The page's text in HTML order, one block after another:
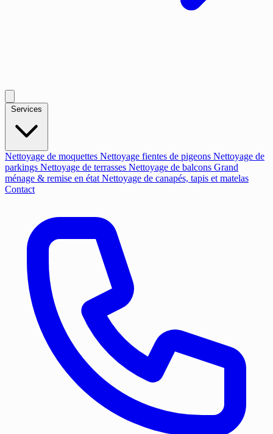
Nettoyage de moquettes Nettoyage fientes de pigeons Nettoyage de
parkings Nettoyage de terrasses Nettoyage de balcons Grand
ménage & remise en état Nettoyage de canapés, tapis et matelas
Contact